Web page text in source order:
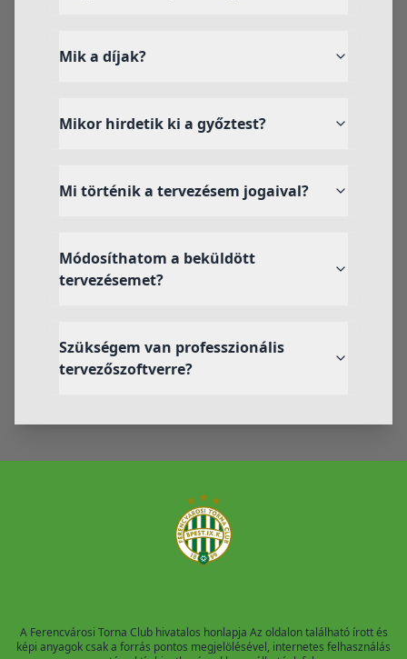
Mik a díjak?
Mikor hirdetik ki a győztest?
Mi történik a tervezésem jogaival?
Módosíthatom a beküldött
tervezésemet?
Szükségem van professzionális
tervezőszoftverre?
A Ferencvárosi Torna Club hivatalos honlapja Az oldalon található írott és
képi anyagok csak a forrás pontos megjelölésével, internetes felhasználás